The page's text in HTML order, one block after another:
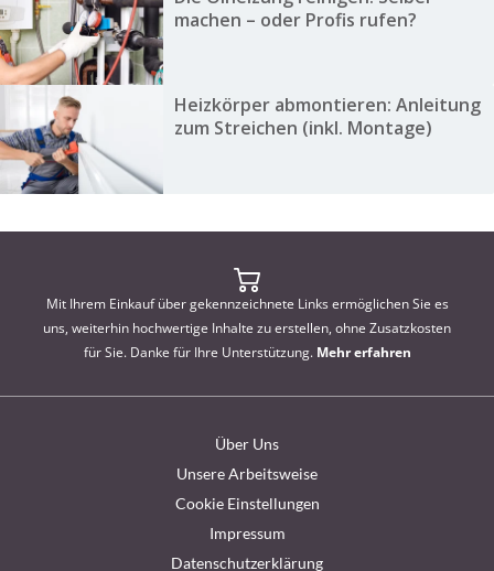
machen – oder Profis rufen?
Heizkörper abmontieren: Anleitung
zum Streichen (inkl. Montage)
Mit Ihrem Einkauf über gekennzeichnete Links ermöglichen Sie es
uns, weiterhin hochwertige Inhalte zu erstellen, ohne Zusatzkosten
für Sie. Danke für Ihre Unterstützung. Mehr erfahren
Über Uns
Unsere Arbeitsweise
Cookie Einstellungen
Impressum
Datenschutzerklärung